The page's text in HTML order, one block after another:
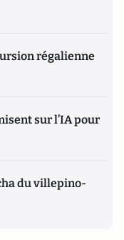
régalienne
sur l’IA pour
du villepino-